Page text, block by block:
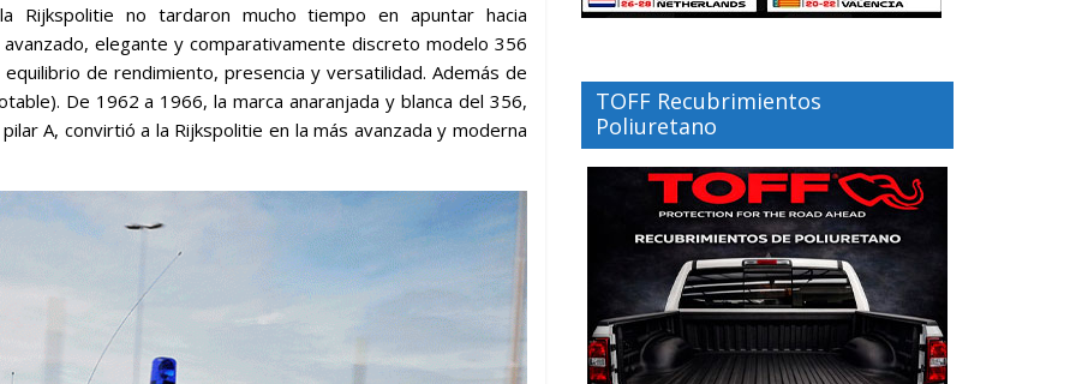
Rijkspolitie no tardaron mucho tiempo en apuntar hacia
elegante y comparativamente discreto modelo 356
de rendimiento, presencia y versatilidad. Además de
De 1962 a 1966, la marca anaranjada y blanca del 356,
A, convirtió a la Rijkspolitie en la más avanzada y moderna
TOFF Recubrimientos
Poliuretano